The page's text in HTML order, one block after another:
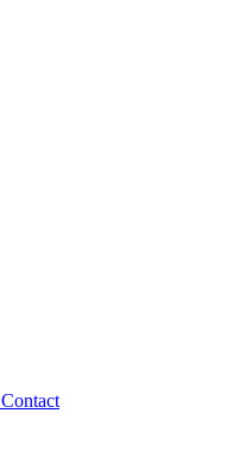
Contact